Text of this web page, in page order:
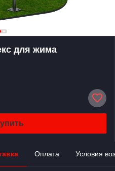
для жима
Оплата Условия